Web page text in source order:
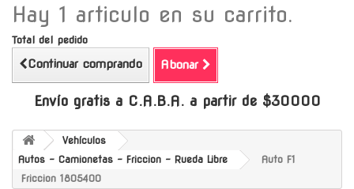
Hay 1 articulo en su carrito.
Total del pedido
Continuar comprando Abonar
Envío gratis a C.A.B.A. a partir de $30000
Vehículos
Autos - Camionetas - Friccion - Rueda Libre
Auto F1
Friccion 1805400